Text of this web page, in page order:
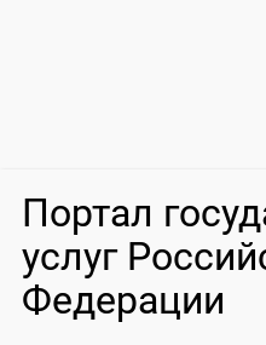
Портал
услуг
Федерации